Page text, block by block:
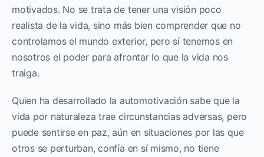
motivados. No se trata de tener una visión poco
realista de la vida, sino más bien comprender que no
controlamos el mundo exterior, pero sí tenemos en
nosotros el poder para afrontar lo que la vida nos
traiga.
Quien ha desarrollado la automotivación sabe que la
vida por naturaleza trae circunstancias adversas, pero
puede sentirse en paz, aún en situaciones por las que
otros se perturban, confía en sí mismo, no tiene